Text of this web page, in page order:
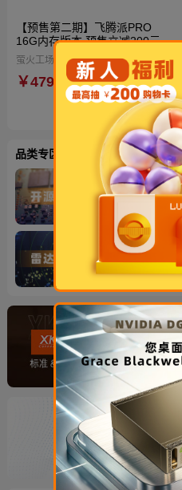
【预售第二期】飞腾派PRO
16G内存版本 预售立减200元
到手仅4599元！再送定制电源
与散热风扇！国产自主可控AI开
源硬件
萤火工场（Firefly Workshop）
￥4799
品类专区